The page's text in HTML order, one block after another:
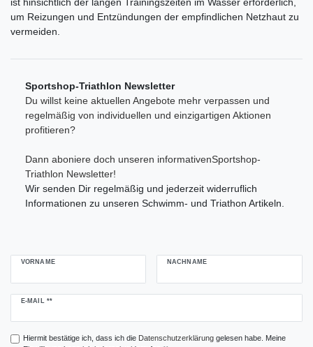
ist hinsichtlich der langen Trainingszeiten im Wasser erforderlich,
um Reizungen und Entzündungen der empfindlichen Netzhaut zu
vermeiden.
Sportshop-Triathlon Newsletter
Du willst keine aktuellen Angebote mehr verpassen und
regelmäßig von individuellen und einzigartigen Aktionen
profitieren?
Dann aboniere doch unseren informativenSportshop-
Triathlon Newsletter!
Wir senden Dir regelmäßig und jederzeit widerruflich
Informationen zu unseren Schwimm- und Triathon Artikeln.
VORNAME NACHNAME
E-MAIL **
Newsletter
Hiermit bestätige ich, dass ich die Daten­schutz­erklärunggelesen habe. Meine